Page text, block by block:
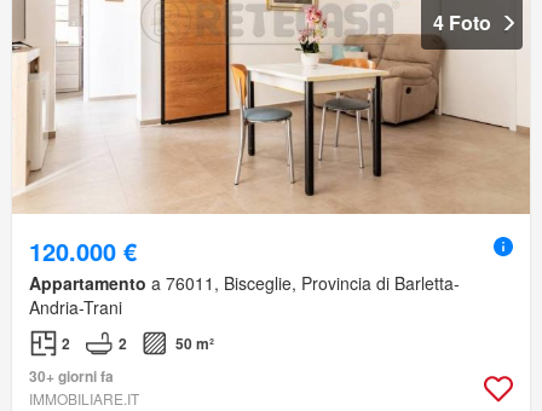
4 Foto
120.000 €
Appartamento a 76011, Bisceglie, Provincia di Barletta-
Andria-Trani
2 2
50 m²
30+ giorni fa
IMMOBILIARE.IT